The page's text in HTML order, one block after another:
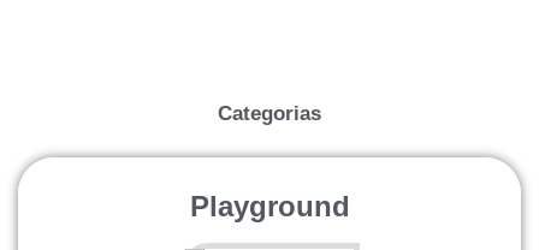
Categorias
Playground